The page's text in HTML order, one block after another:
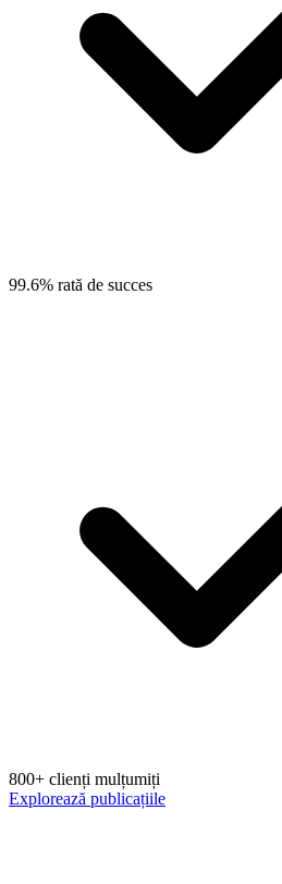
99.6% rată de succes
800+ clienți mulțumiți
Explorează publicațiile